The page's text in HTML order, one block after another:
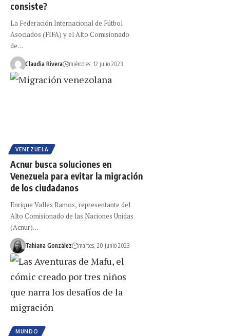
consiste?
La Federación Internacional de Fútbol
Asociados (FIFA) y el Alto Comisionado
de…
Claudia Rivera miércoles, 12 julio 2023
VENEZUELA
Acnur busca soluciones en
Venezuela para evitar la migración
de los ciudadanos
Enrique Valles Ramos, representante del
Alto Comisionado de las Naciones Unidas
(Acnur)…
Tahiana González martes, 20 junio 2023
MUNDO